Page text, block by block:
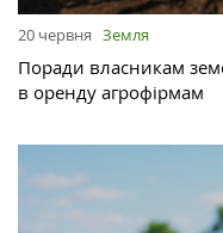
20 червня Земля
Поради власникам
в оренду агрофірмам